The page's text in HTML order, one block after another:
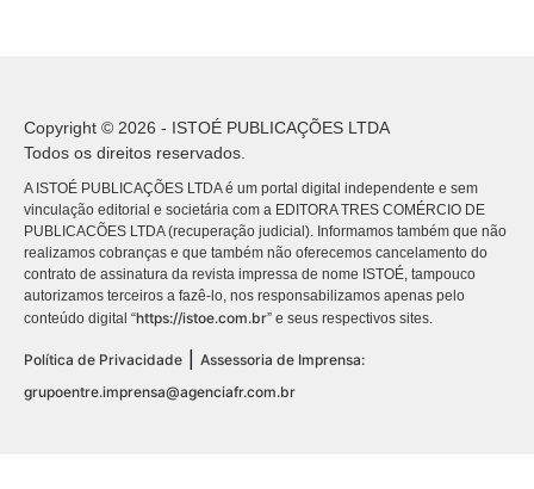
Copyright © 2026 - ISTOÉ PUBLICAÇÕES LTDA
Todos os direitos reservados.
A ISTOÉ PUBLICAÇÕES LTDA é um portal digital independente e sem
vinculação editorial e societária com a EDITORA TRES COMÉRCIO DE
PUBLICACÕES LTDA (recuperação judicial). Informamos também que não
realizamos cobranças e que também não oferecemos cancelamento do
contrato de assinatura da revista impressa de nome ISTOÉ, tampouco
autorizamos terceiros a fazê-lo, nos responsabilizamos apenas pelo
conteúdo digital “https://istoe.com.br” e seus respectivos sites.
Política de Privacidade
Assessoria de Imprensa:
grupoentre.imprensa@agenciafr.com.br